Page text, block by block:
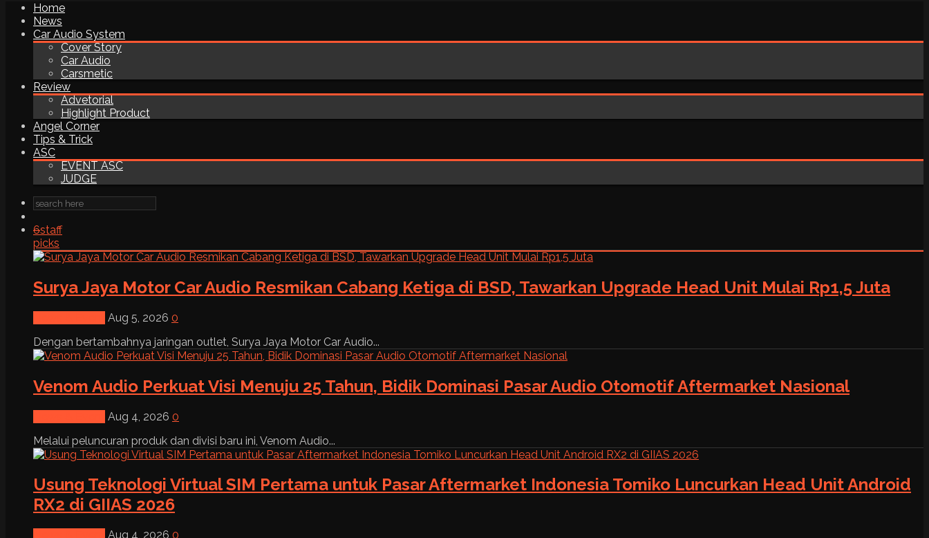
Home
News
Car Audio System
Cover Story
Car Audio
Carsmetic
Review
Advetorial
Highlight Product
Angel Corner
Tips & Trick
ASC
EVENT ASC
JUDGE
6staff
picks
Surya Jaya Motor Car Audio Resmikan Cabang Ketiga di BSD, Tawarkan Upgrade Head Unit Mulai Rp1,5 Juta
Aug 5, 2026 0
Dengan bertambahnya jaringan outlet, Surya Jaya Motor Car Audio...
Venom Audio Perkuat Visi Menuju 25 Tahun, Bidik Dominasi Pasar Audio Otomotif Aftermarket Nasional
Aug 4, 2026 0
Melalui peluncuran produk dan divisi baru ini, Venom Audio...
Usung Teknologi Virtual SIM Pertama untuk Pasar Aftermarket Indonesia Tomiko Luncurkan Head Unit Android
RX2 di GIIAS 2026
Aug 4, 2026 0